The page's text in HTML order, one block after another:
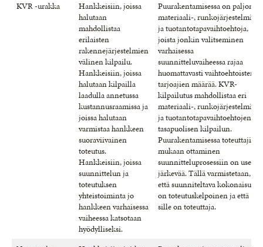
KVR -urakka
Hankkeisiin, joissa
halutaan
mahdollistaa
erilaisten
rakennejärjestelmien
välinen kilpailu.
Hankkeisiin, joissa
halutaan kilpailla
laadulla annetussa
kustannusraamissa ja
joissa halutaan
varmistaa hankkeen
suoraviivainen
toteutus.
Hankkeisiin, joissa
suunnittelun ja
toteutuksen
yhteistoiminta jo
hankkeen varhaisessa
vaiheessa katsotaan
hyödylliseksi.
Puurakentamisessa on paljon
materiaali-, runkojärjestelmä-
ja tuotantotapavaihtoehtoja,
joista jonkin valitseminen
varhaisessa
suunnitteluvaiheessa rajaa
huomattavasti vaihtoehtoisten
tarjoajien määrää. KVR-
kilpailutus mahdollistaa eri
materiaali-, runkojärjestelmä-
ja tuotantotapavaihtoehtojen
tasapuolisen kilpailun.
Puurakentamisessa toteuttajien
mukaan ottaminen
suunnitteluprosessiin on usein
järkevää. Tällä varmistetaan,
että suunniteltava kokonaisuus
on toteutuskelpoinen ja että
sille on toteuttaja.